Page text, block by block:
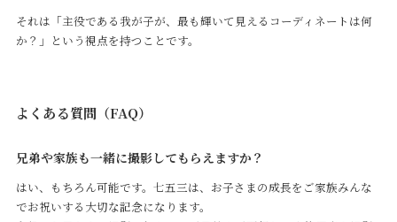
それは「主役である我が子が、最も輝いて見えるコーディネートは何
か？」という視点を持つことです。
よくある質問（FAQ）
兄弟や家族も一緒に撮影してもらえますか？
はい、もちろん可能です。七五三は、お子さまの成長をご家族みんな
でお祝いする大切な記念になります。